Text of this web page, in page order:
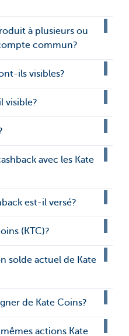
à plusieurs ou
commun?
ils visibles?
visible?
avec les Kate
est-il versé?
(KTC)?
solde actuel de Kate
de Kate Coins?
actions Kate